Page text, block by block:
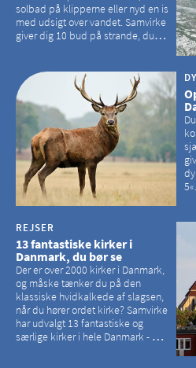
solbad på klipperne eller nyd en is
med udsigt over vandet. Samvirke
giver dig 10 bud på strande, du
REJSER
13 fantastiske kirker i
Danmark, du bør se
Der er over 2000 kirker i Danmark,
og måske tænker du på den
klassiske hvidkalkede af slagsen,
når du hører ordet kirke? Samvirke
har udvalgt 13 fantastiske og
særlige kirker i hele Danmark - og